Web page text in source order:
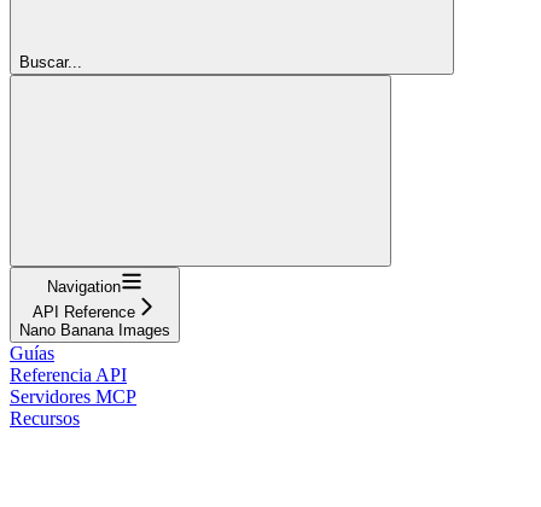
Buscar...
Navigation
API Reference
Nano Banana Images
Guías
Referencia API
Servidores MCP
Recursos